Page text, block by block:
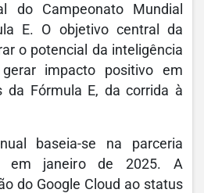
do Campeonato Mundial
E. O objetivo central da
o potencial da inteligência
impacto positivo em
da Fórmula E, da corrida à
baseia-se na parceria
em janeiro de 2025. A
do Google Cloud ao status